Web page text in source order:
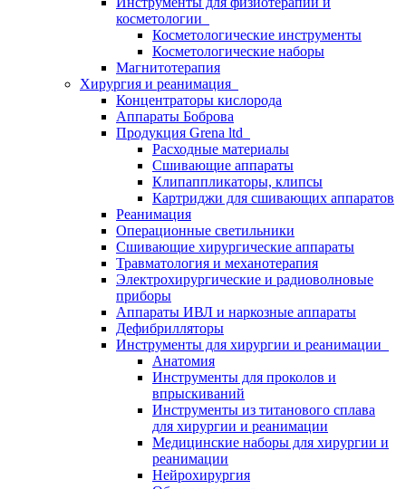
косметологии
Косметологические инструменты
Косметологические наборы
Магнитотерапия
Хирургия и реанимация
Концентраторы кислорода
Аппараты Боброва
Продукция Grena ltd
Расходные материалы
Сшивающие аппараты
Клипаппликаторы, клипсы
Картриджи для сшивающих аппаратов
Реанимация
Операционные светильники
Сшивающие хирургические аппараты
Травматология и механотерапия
Электрохирургические и радиоволновые
приборы
Аппараты ИВЛ и наркозные аппараты
Дефибрилляторы
Инструменты для хирургии и реанимации
Анатомия
Инструменты для проколов и
впрыскиваний
Инструменты из титанового сплава
для хирургии и реанимации
Медицинские наборы для хирургии и
реанимации
Нейрохирургия